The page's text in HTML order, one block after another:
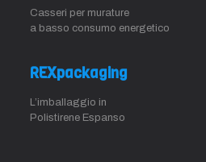
Casseri per murature
a basso consumo energetico
REXpackaging
L’imballaggio in
Polistirene Espanso